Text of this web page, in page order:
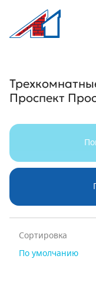
Л1 Строительная
Проспект
Сортировка
По умолчанию